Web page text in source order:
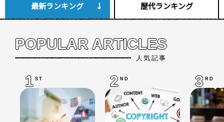
最新ランキング 歴代ランキング
POPULAR ARTICLES
人気記事
1 ST 2 ND 3 RD